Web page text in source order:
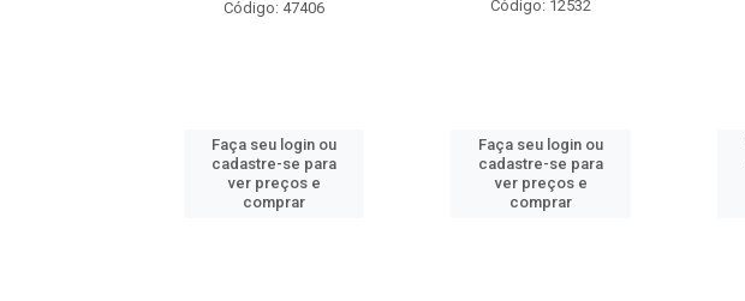
Código: 47406
Faça seu login ou
cadastre-se para
ver preços e
comprar
Código: 12532
Faça seu login ou
cadastre-se para
ver preços e
comprar